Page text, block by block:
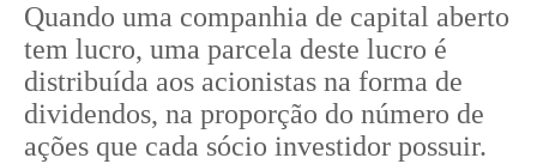
Quando uma companhia de capital aberto
tem lucro, uma parcela deste lucro é
distribuída aos acionistas na forma de
dividendos, na proporção do número de
ações que cada sócio investidor possuir.